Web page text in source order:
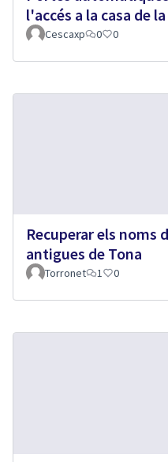
l'accés a la casa de
Cescaxp 0 0
Recuperar els noms
antigues de Tona
Torronet 1 0